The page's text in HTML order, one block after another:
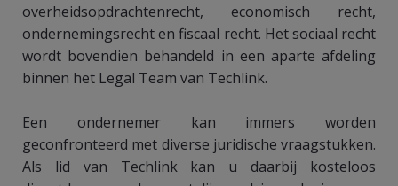
overheidsopdrachtenrecht, economisch recht,
ondernemingsrecht en fiscaal recht. Het sociaal recht
wordt bovendien behandeld in een aparte afdeling
binnen het Legal Team van Techlink.
Een ondernemer kan immers worden
geconfronteerd met diverse juridische vraagstukken.
Als lid van Techlink kan u daarbij kosteloos